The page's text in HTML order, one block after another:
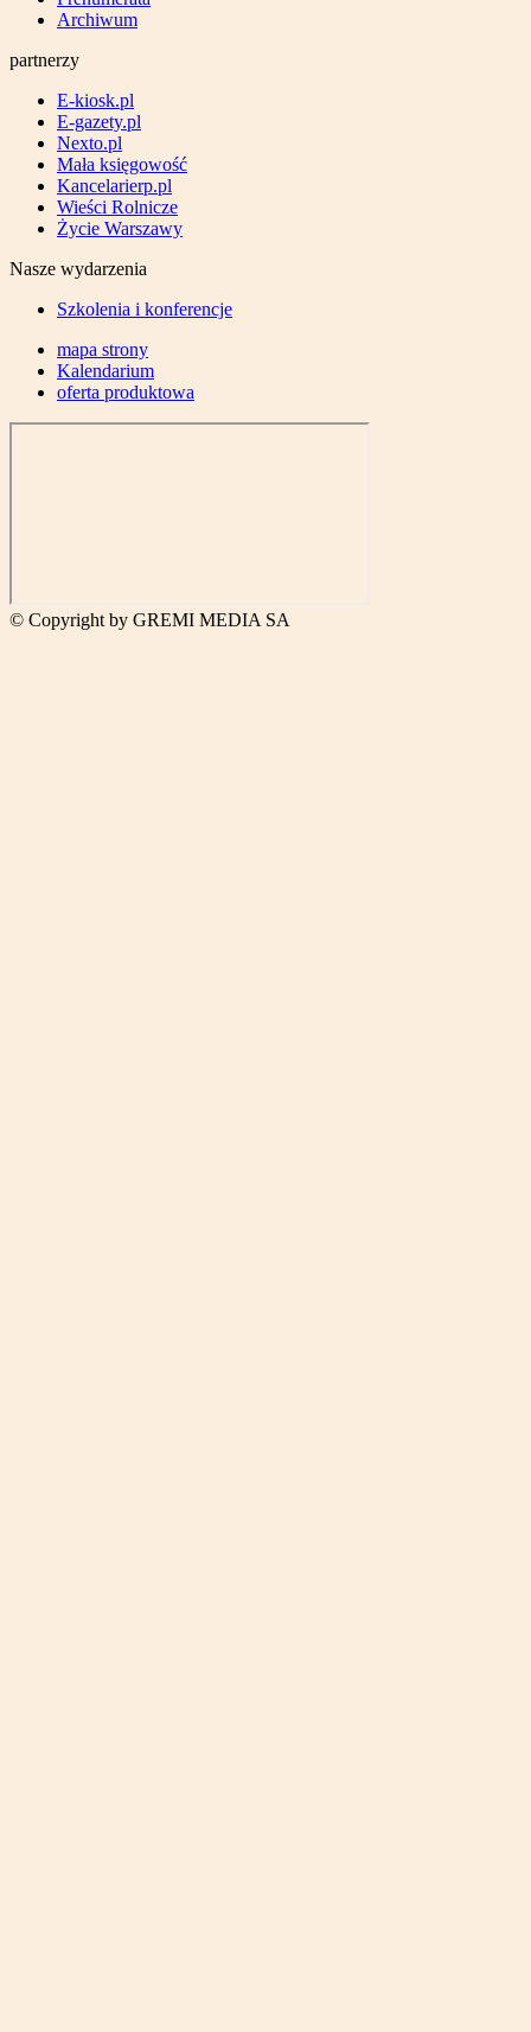
Archiwum
partnerzy
E-kiosk.pl
E-gazety.pl
Nexto.pl
Mała księgowość
Kancelarierp.pl
Wieści Rolnicze
Życie Warszawy
Nasze wydarzenia
Szkolenia i konferencje
mapa strony
Kalendarium
oferta produktowa
© Copyright by GREMI MEDIA SA